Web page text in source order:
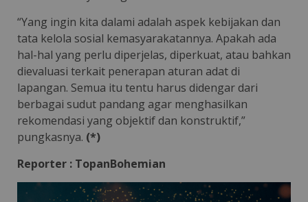
“Yang ingin kita dalami adalah aspek kebijakan dan
tata kelola sosial kemasyarakatannya. Apakah ada
hal-hal yang perlu diperjelas, diperkuat, atau bahkan
dievaluasi terkait penerapan aturan adat di
lapangan. Semua itu tentu harus didengar dari
berbagai sudut pandang agar menghasilkan
rekomendasi yang objektif dan konstruktif,”
pungkasnya. (*)
Reporter : TopanBohemian